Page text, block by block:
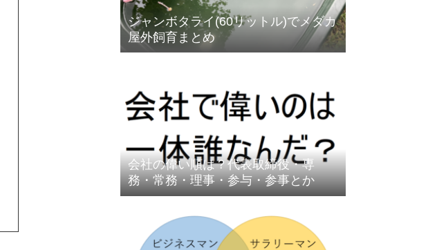
ジャンボタライ(60リットル)でメダカ
屋外飼育まとめ
会社の偉い順は？代表取締役・専
務・常務・理事・参与・参事とか